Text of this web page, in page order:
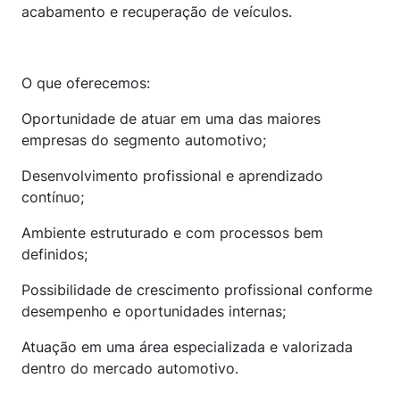
acabamento e recuperação de veículos.
O que oferecemos:
Oportunidade de atuar em uma das maiores
empresas do segmento automotivo;
Desenvolvimento profissional e aprendizado
contínuo;
Ambiente estruturado e com processos bem
definidos;
Possibilidade de crescimento profissional conforme
desempenho e oportunidades internas;
Atuação em uma área especializada e valorizada
dentro do mercado automotivo.